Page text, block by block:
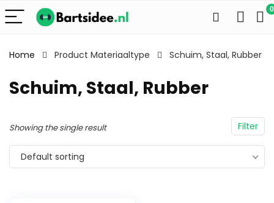
0
Home Product Materiaaltype Schuim, Staal, Rubber
Schuim, Staal, Rubber
Filter
Showing the single result
Default sorting